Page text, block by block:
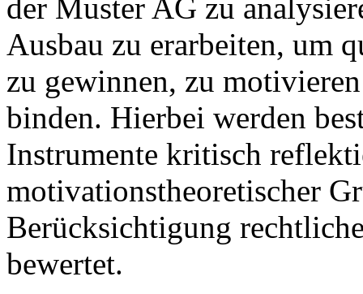
der Muster AG zu
Ausbau zu erarbeiten, um
zu gewinnen, zu
binden. Hierbei werden
Instrumente kritisch
motivationstheoretischer
Berücksichtigung
bewertet.